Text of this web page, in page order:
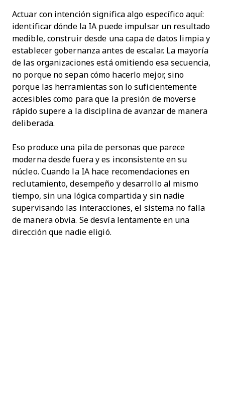
Actuar con intención significa algo específico aquí:
identificar dónde la IA puede impulsar un resultado
medible, construir desde una capa de datos limpia y
establecer gobernanza antes de escalar. La mayoría
de las organizaciones está omitiendo esa secuencia,
no porque no sepan cómo hacerlo mejor, sino
porque las herramientas son lo suficientemente
accesibles como para que la presión de moverse
rápido supere a la disciplina de avanzar de manera
deliberada.
Eso produce una pila de personas que parece
moderna desde fuera y es inconsistente en su
núcleo. Cuando la IA hace recomendaciones en
reclutamiento, desempeño y desarrollo al mismo
tiempo, sin una lógica compartida y sin nadie
supervisando las interacciones, el sistema no falla
de manera obvia. Se desvía lentamente en una
dirección que nadie eligió.